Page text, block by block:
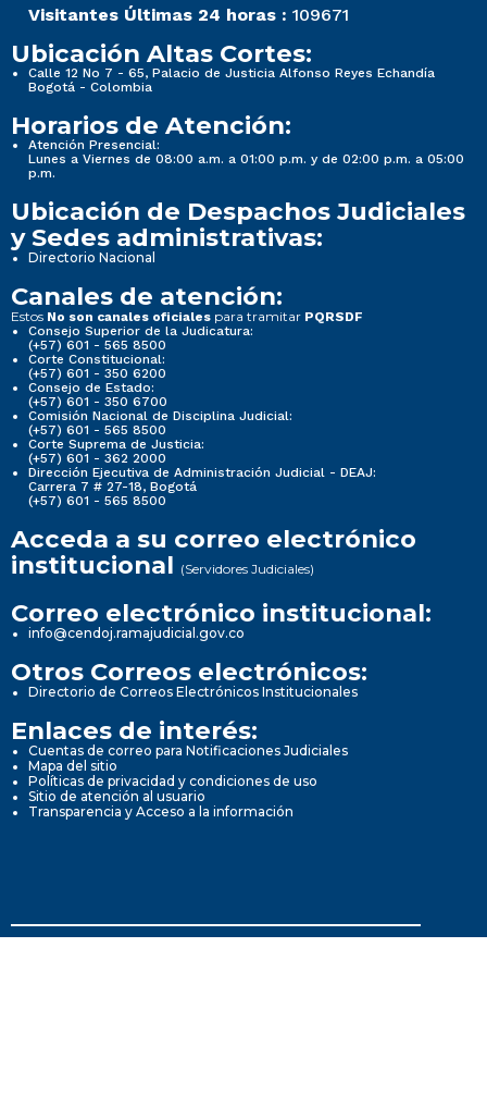
Visitantes Últimas 24 horas : 109671
Ubicación Altas Cortes:
Calle 12 No 7 - 65, Palacio de Justicia Alfonso Reyes Echandía
Bogotá - Colombia
Horarios de Atención:
Atención Presencial:
Lunes a Viernes de 08:00 a.m. a 01:00 p.m. y de 02:00 p.m. a 05:00
p.m.
Ubicación de Despachos Judiciales
y Sedes administrativas:
Directorio Nacional
Canales de atención:
Estos No son canales oficiales para tramitar PQRSDF
Consejo Superior de la Judicatura:
(+57) 601 - 565 8500
Corte Constitucional:
(+57) 601 - 350 6200
Consejo de Estado:
(+57) 601 - 350 6700
Comisión Nacional de Disciplina Judicial:
(+57) 601 - 565 8500
Corte Suprema de Justicia:
(+57) 601 - 362 2000
Dirección Ejecutiva de Administración Judicial - DEAJ:
Carrera 7 # 27-18, Bogotá
(+57) 601 - 565 8500
Acceda a su correo electrónico
institucional (Servidores Judiciales)
Correo electrónico institucional:
info@cendoj.ramajudicial.gov.co
Otros Correos electrónicos:
Directorio de Correos Electrónicos Institucionales
Enlaces de interés:
Cuentas de correo para Notificaciones Judiciales
Mapa del sitio
Políticas de privacidad y condiciones de uso
Sitio de atención al usuario
Transparencia y Acceso a la información